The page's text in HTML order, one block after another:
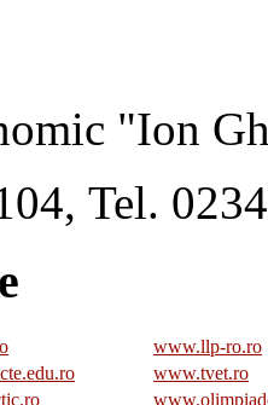
"Ion
Tel.
www.llp-ro.ro
www.tvet.ro